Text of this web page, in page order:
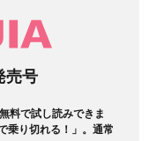
売号
料で試し読みできま
乗り切れる！」。通常